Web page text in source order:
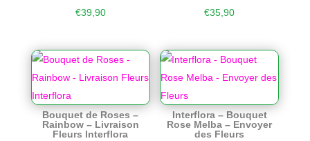
€39,90
€35,90
Bouquet de Roses –
Rainbow – Livraison
Fleurs Interflora
Interflora – Bouquet
Rose Melba – Envoyer
des Fleurs